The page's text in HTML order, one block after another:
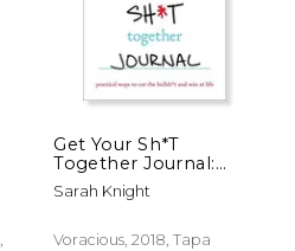
Get Your Sh*T
Together Journal:
Practical Ways to cut
the Bullsh*T and win
Sarah Knight
Voracious, 2018, Tapa